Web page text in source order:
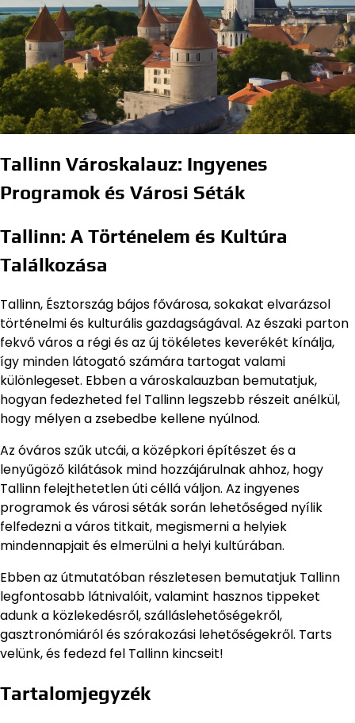
Tallinn Városkalauz: Ingyenes
Programok és Városi Séták
Tallinn: A Történelem és Kultúra
Találkozása
Tallinn, Észtország bájos fővárosa, sokakat elvarázsol
történelmi és kulturális gazdagságával. Az északi parton
fekvő város a régi és az új tökéletes keverékét kínálja,
így minden látogató számára tartogat valami
különlegeset. Ebben a városkalauzban bemutatjuk,
hogyan fedezheted fel Tallinn legszebb részeit anélkül,
hogy mélyen a zsebedbe kellene nyúlnod.
Az óváros szűk utcái, a középkori építészet és a
lenyűgöző kilátások mind hozzájárulnak ahhoz, hogy
Tallinn felejthetetlen úti céllá váljon. Az ingyenes
programok és városi séták során lehetőséged nyílik
felfedezni a város titkait, megismerni a helyiek
mindennapjait és elmerülni a helyi kultúrában.
Ebben az útmutatóban részletesen bemutatjuk Tallinn
legfontosabb látnivalóit, valamint hasznos tippeket
adunk a közlekedésről, szálláslehetőségekről,
gasztronómiáról és szórakozási lehetőségekről. Tarts
velünk, és fedezd fel Tallinn kincseit!
Tartalomjegyzék